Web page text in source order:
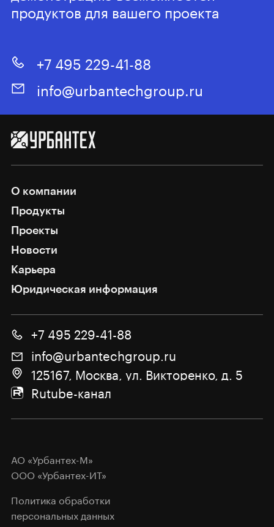
продуктов для вашего проекта
+7 495 229-41-88
info@urbantechgroup.ru
О компании
Продукты
Проекты
Новости
Карьера
Юридическая информация
+7 495 229-41-88
info@urbantechgroup.ru
125167, Москва, ул. Викторенко, д. 5
Rutube-канал
АО «Урбантех-М»
ООО «Урбантех-ИТ»
Политика обработки
персональных данных